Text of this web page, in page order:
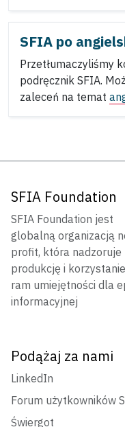
SFIA po
Przetłumaczyliśmy
podręcznik SFIA.
zaleceń na temat
SFIA Foundation
SFIA Foundation jest
globalną organizacją
profit, która nadzoruje
produkcję i
ram umiejętności dla
informacyjnej
Podążaj za nami
LinkedIn
Forum użytkowników
Świergot